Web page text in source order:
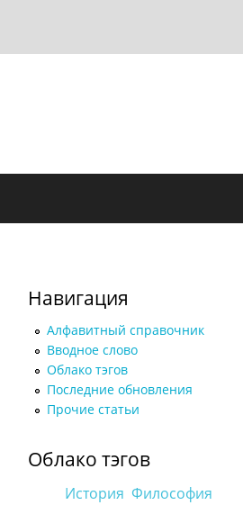
Навигация
Алфавитный справочник
Вводное слово
Облако тэгов
Последние обновления
Прочие статьи
Облако тэгов
История Философия